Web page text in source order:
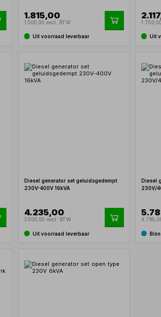
1.815,00
1.500,00 excl. BTW
Uit voorraad leverbaar Uit
Diesel generator set geluidsgedempt
230V-400V 16kVA
4.235,00
3.500,00 excl. BTW
Uit voorraad leverbaar
Diesel
230V/